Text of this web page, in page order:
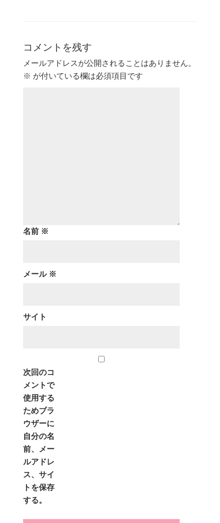
コメントを残す
メールアドレスが公開されることはありません。
※ が付いている欄は必須項目です
名前 ※
メール ※
サイト
次回のコ
メントで
使用する
ためブラ
ウザーに
自分の名
前、メー
ルアドレ
ス、サイ
トを保存
する。